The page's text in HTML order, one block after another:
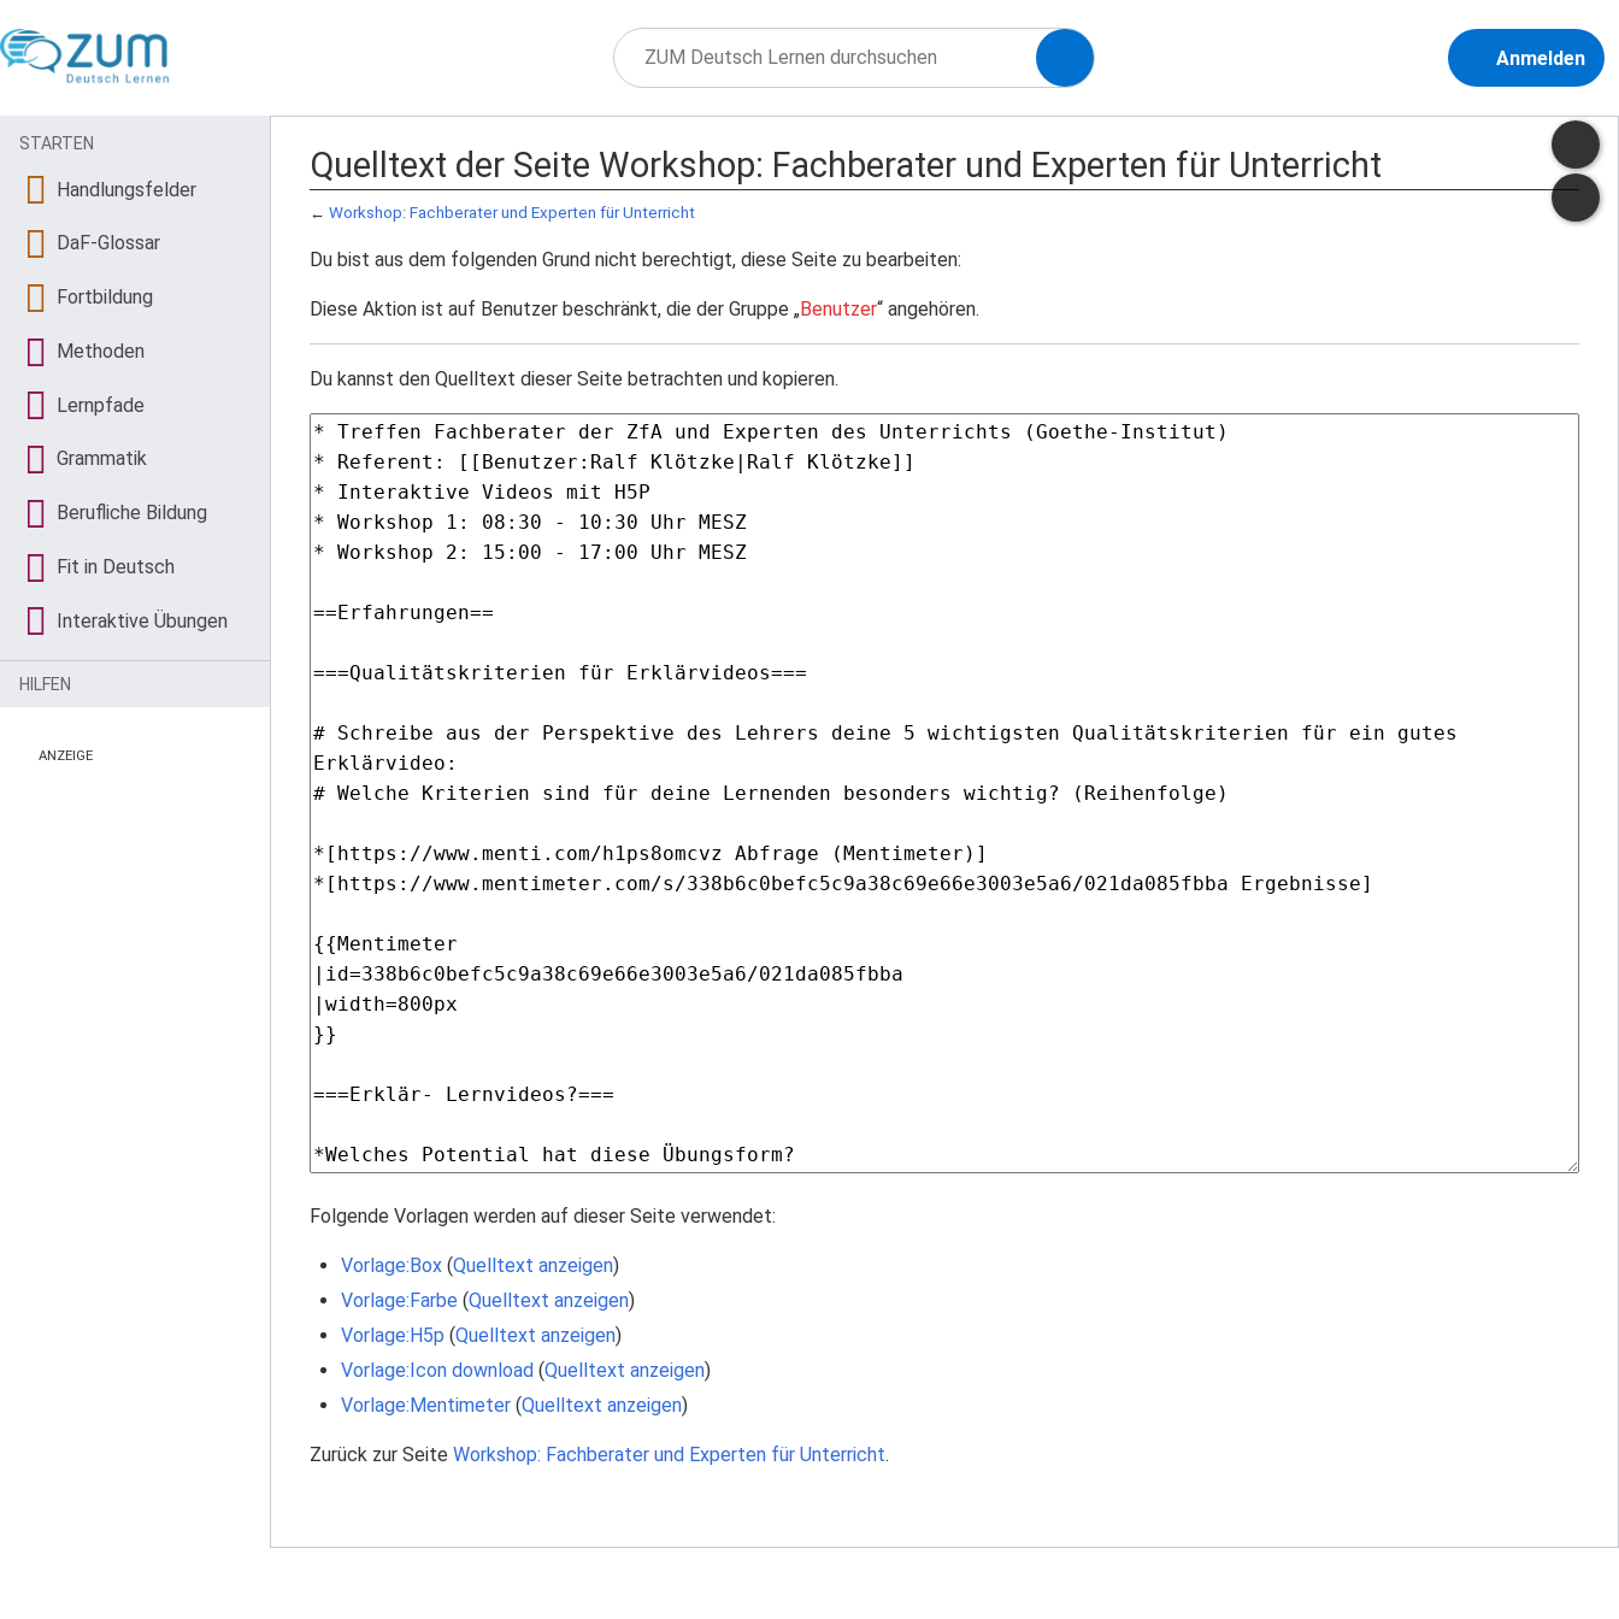
Anmelden
Quelltext der Seite Workshop: Fachberater und Experten für Unterricht
← Workshop: Fachberater und Experten für Unterricht
Du bist aus dem folgenden Grund nicht berechtigt, diese Seite zu bearbeiten:
Diese Aktion ist auf Benutzer beschränkt, die der Gruppe „Benutzer“ angehören.
Du kannst den Quelltext dieser Seite betrachten und kopieren.
Folgende Vorlagen werden auf dieser Seite verwendet:
Vorlage:Box(Quelltext anzeigen)
Vorlage:Farbe (Quelltext anzeigen)
Vorlage:H5p (Quelltext anzeigen)
Vorlage:Icon download(Quelltext anzeigen)
Vorlage:Mentimeter(Quelltext anzeigen)
Zurück zur Seite Workshop: Fachberater und Experten für Unterricht.
STARTEN
Handlungsfelder
DaF-Glossar
Fortbildung
Methoden
Lernpfade
Grammatik
Berufliche Bildung
Fit in Deutsch
Interaktive Übungen
HILFEN
ANZEIGE